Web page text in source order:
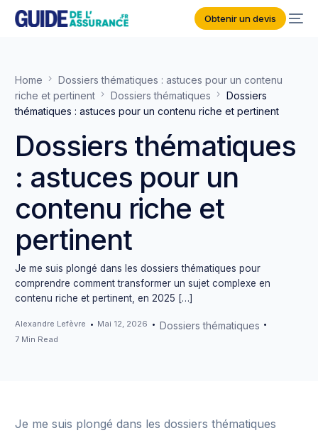
Obtenir un devis
Home
Dossiers thématiques : astuces pour un contenu
riche et pertinent
Dossiers thématiques
Dossiers
thématiques : astuces pour un contenu riche et pertinent
Dossiers thématiques
: astuces pour un
contenu riche et
pertinent
Je me suis plongé dans les dossiers thématiques pour
comprendre comment transformer un sujet complexe en
contenu riche et pertinent, en 2025 […]
Alexandre Lefèvre Mai 12, 2026 Dossiers thématiques
7 Min Read
Je me suis plongé dans les dossiers thématiques